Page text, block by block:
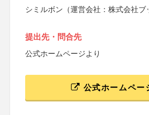
シミルボン（運営会社：株式会社ブ
提出先・問合先
公式ホームページより
公式ホームペー